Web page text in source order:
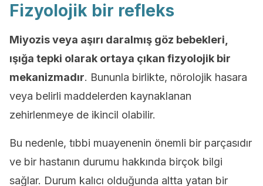
Fizyolojik bir refleks
Miyozis veya aşırı daralmış göz bebekleri,
ışığa tepki olarak ortaya çıkan fizyolojik bir
mekanizmadır. Bununla birlikte, nörolojik hasara
veya belirli maddelerden kaynaklanan
zehirlenmeye de ikincil olabilir.
Bu nedenle, tıbbi muayenenin önemli bir parçasıdır
ve bir hastanın durumu hakkında birçok bilgi
sağlar. Durum kalıcı olduğunda altta yatan bir